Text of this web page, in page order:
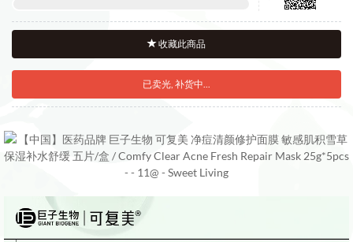
收藏此商品
已卖光, 补货中...